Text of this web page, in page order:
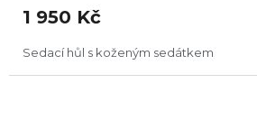
1 950 Kč
Sedací hůl s koženým sedátkem